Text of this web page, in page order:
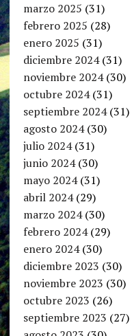
marzo 2025 (31)
febrero 2025 (28)
enero 2025 (31)
diciembre 2024(31)
noviembre 2024(30)
octubre 2024(31)
septiembre 2024(31)
agosto 2024(30)
julio 2024(31)
junio 2024(30)
mayo 2024(31)
abril 2024(29)
marzo 2024(30)
febrero 2024(29)
enero 2024(30)
diciembre 2023 (30)
noviembre 2023 (30)
octubre 2023 (26)
septiembre 2023 (27)